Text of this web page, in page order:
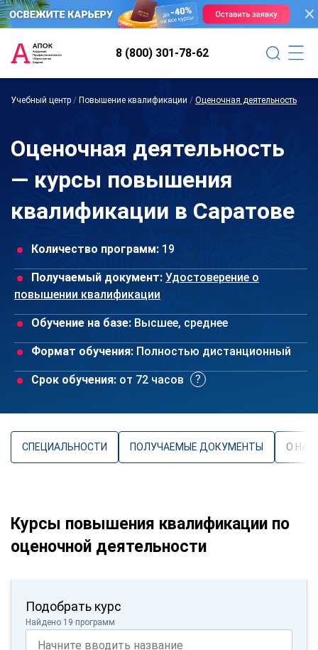
8 (800) 301-78-62
Учебный центр / Повышение квалификации / Оценочная деятельность
Оценочная деятельность
— курсы повышения
квалификации в Саратове
Количество программ: 19
Получаемый документ: Удостоверение о
повышении квалификации
Обучение на базе: Высшее, среднее
Формат обучения: Полностью дистанционный
Срок обучения: от 72 часов
СПЕЦИАЛЬНОСТИ ПОЛУЧАЕМЫЕ ДОКУМЕНТЫ О
Курсы повышения квалификации по
оценочной деятельности
Подобрать курс
Найдено 19 программ